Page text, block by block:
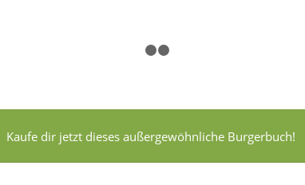
Kaufe dir jetzt dieses außergewöhnliche Burgerbuch!